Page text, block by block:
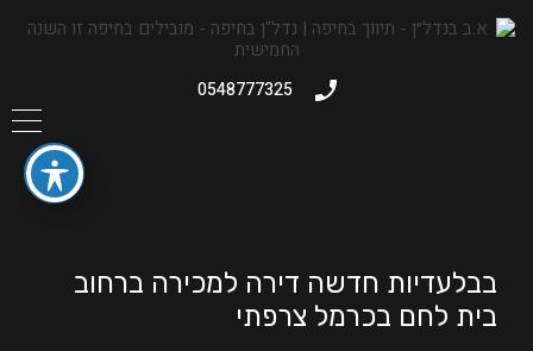
0548777325
בבלעדיות חדשה דירה למכירה ברחוב
בית לחם בכרמל צרפתי